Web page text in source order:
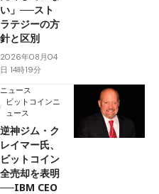
い」──スト
ラテジーの方
針と区別
2026年08月04
日 14時19分
ニュース
ビットコインニ
ュース
逆神ジム・ク
レイマー氏、
ビットコイン
全売却を表明
──IBM CEO